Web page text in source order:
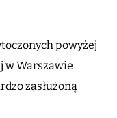
powyżej
w Warszawie
zasłużoną